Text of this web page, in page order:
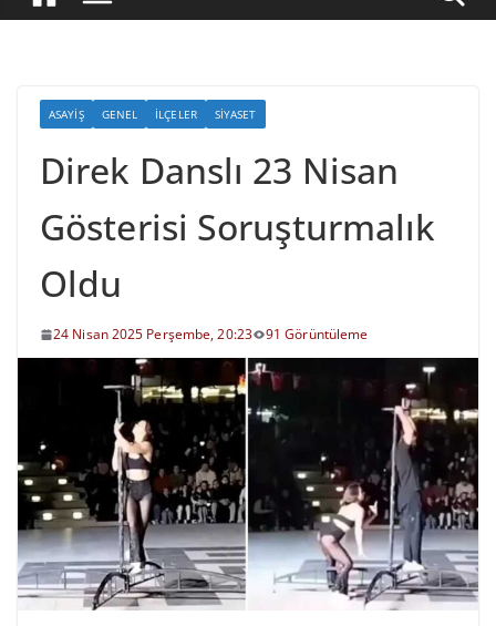
ASAYIŞ GENEL İLÇELER SIYASET
Direk Danslı 23 Nisan
Gösterisi Soruşturmalık
Oldu
24 Nisan 2025 Perşembe, 20:23 91 Görüntüleme